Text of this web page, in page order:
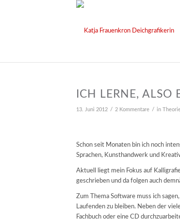
ICH LERNE, ALSO
13. Juni 2012 / 2 Kommentare / in
Schon seit Monaten bin ich noch
Sprachen, Kunsthandwerk und
Aktuell liegt mein Fokus auf
geschrieben und da folgen auch
Zum Thema Software muss ich
Laufenden zu bleiben. Neben der
Fachbuch oder eine CD